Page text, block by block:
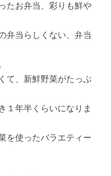
たお弁当、彩りも鮮や
弁当らしくない、弁当
て、新鮮野菜がたっぷ
１年半くらいになりま
を使ったバラエティー